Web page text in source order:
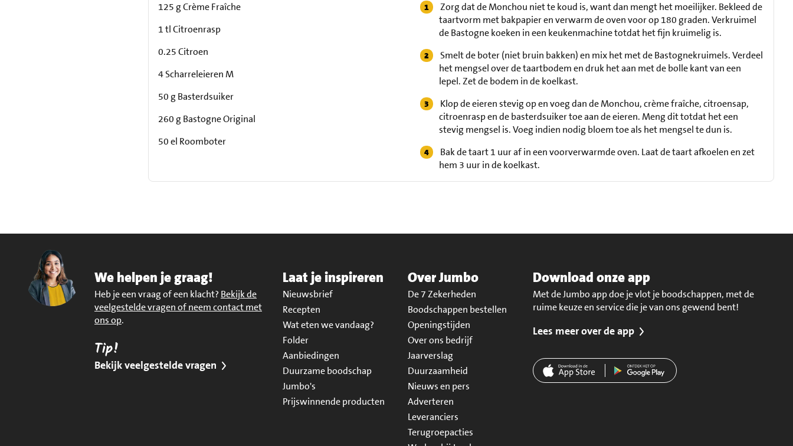
125 g Crème Fraîche
1 tl Citroenrasp
0.25 Citroen
4 Scharreleieren M
50 g Basterdsuiker
260 g Bastogne Original
50 el Roomboter
Zorg dat de Monchou niet te koud is, want dan mengt het moeilijker. Bekleed de
taartvorm met bakpapier en verwarm de oven voor op 180 graden. Verkruimel
de Bastogne koeken in een keukenmachine totdat het fijn kruimelig is.
Smelt de boter (niet bruin bakken) en mix het met de Bastognekruimels. Verdeel
het mengsel over de taartbodem en druk het aan met de bolle kant van een
lepel. Zet de bodem in de koelkast.
Klop de eieren stevig op en voeg dan de Monchou, crème fraîche, citroensap,
citroenrasp en de basterdsuiker toe aan de eieren. Meng dit totdat het een
stevig mengsel is. Voeg indien nodig bloem toe als het mengsel te dun is.
Bak de taart 1 uur af in een voorverwarmde oven. Laat de taart afkoelen en zet
hem 3 uur in de koelkast.
We helpen je graag!
Heb je een vraag of een klacht? Bekijk de
veelgestelde vragen of neem contact met
ons op.
Tip!
Bekijk veelgestelde vragen
Laat je inspireren
Nieuwsbrief
Recepten
Wat eten we vandaag?
Folder
Aanbiedingen
Duurzame boodschap
Jumbo's
Prijswinnende producten
Over Jumbo
De 7 Zekerheden
Boodschappen bestellen
Openingstijden
Over ons bedrijf
Jaarverslag
Duurzaamheid
Nieuws en pers
Adverteren
Leveranciers
Terugroepacties
Download onze app
Met de Jumbo app doe je vlot je boodschappen, met de
ruime keuze en service die je van ons gewend bent!
Lees meer over de app